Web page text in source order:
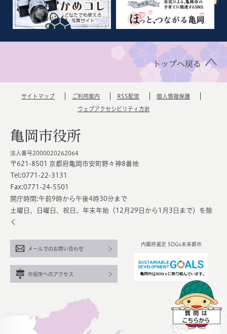
トップへ戻る
サイトマップ ご利用案内 RSS配信 個人情報保護
ウェブアクセシビリティ方針
亀岡市役所
法人番号2000020262064
〒621-8501 京都府亀岡市安町野々神8番地
Tel:0771-22-3131
Fax:0771-24-5501
開庁時間:午前9時から午後4時30分まで
土曜日、日曜日、祝日、年末年始（12月29日から1月3日まで）を除
く
内閣府選定 SDGs未来都市
メールでのお問い合わせ
市役所へのアクセス